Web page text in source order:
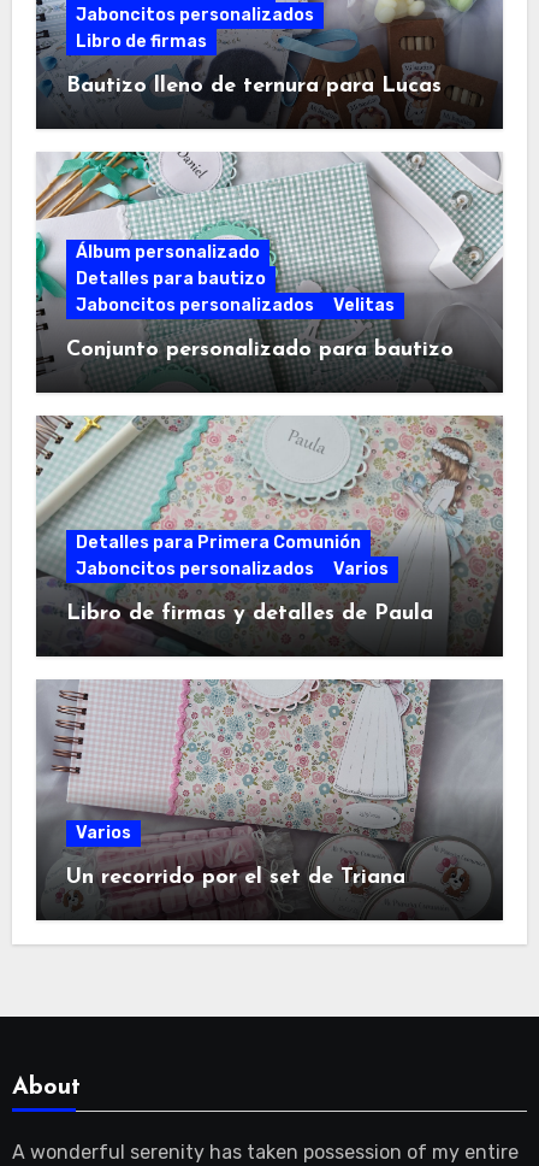
Jaboncitos personalizados
Libro de firmas
Bautizo lleno de ternura para Lucas
Álbum personalizado
Detalles para bautizo
Jaboncitos personalizados
Velitas
Conjunto personalizado para bautizo
Detalles para Primera Comunión
Jaboncitos personalizados
Varios
Libro de firmas y detalles de Paula
Varios
Un recorrido por el set de Triana
About
A wonderful serenity has taken possession of my entire